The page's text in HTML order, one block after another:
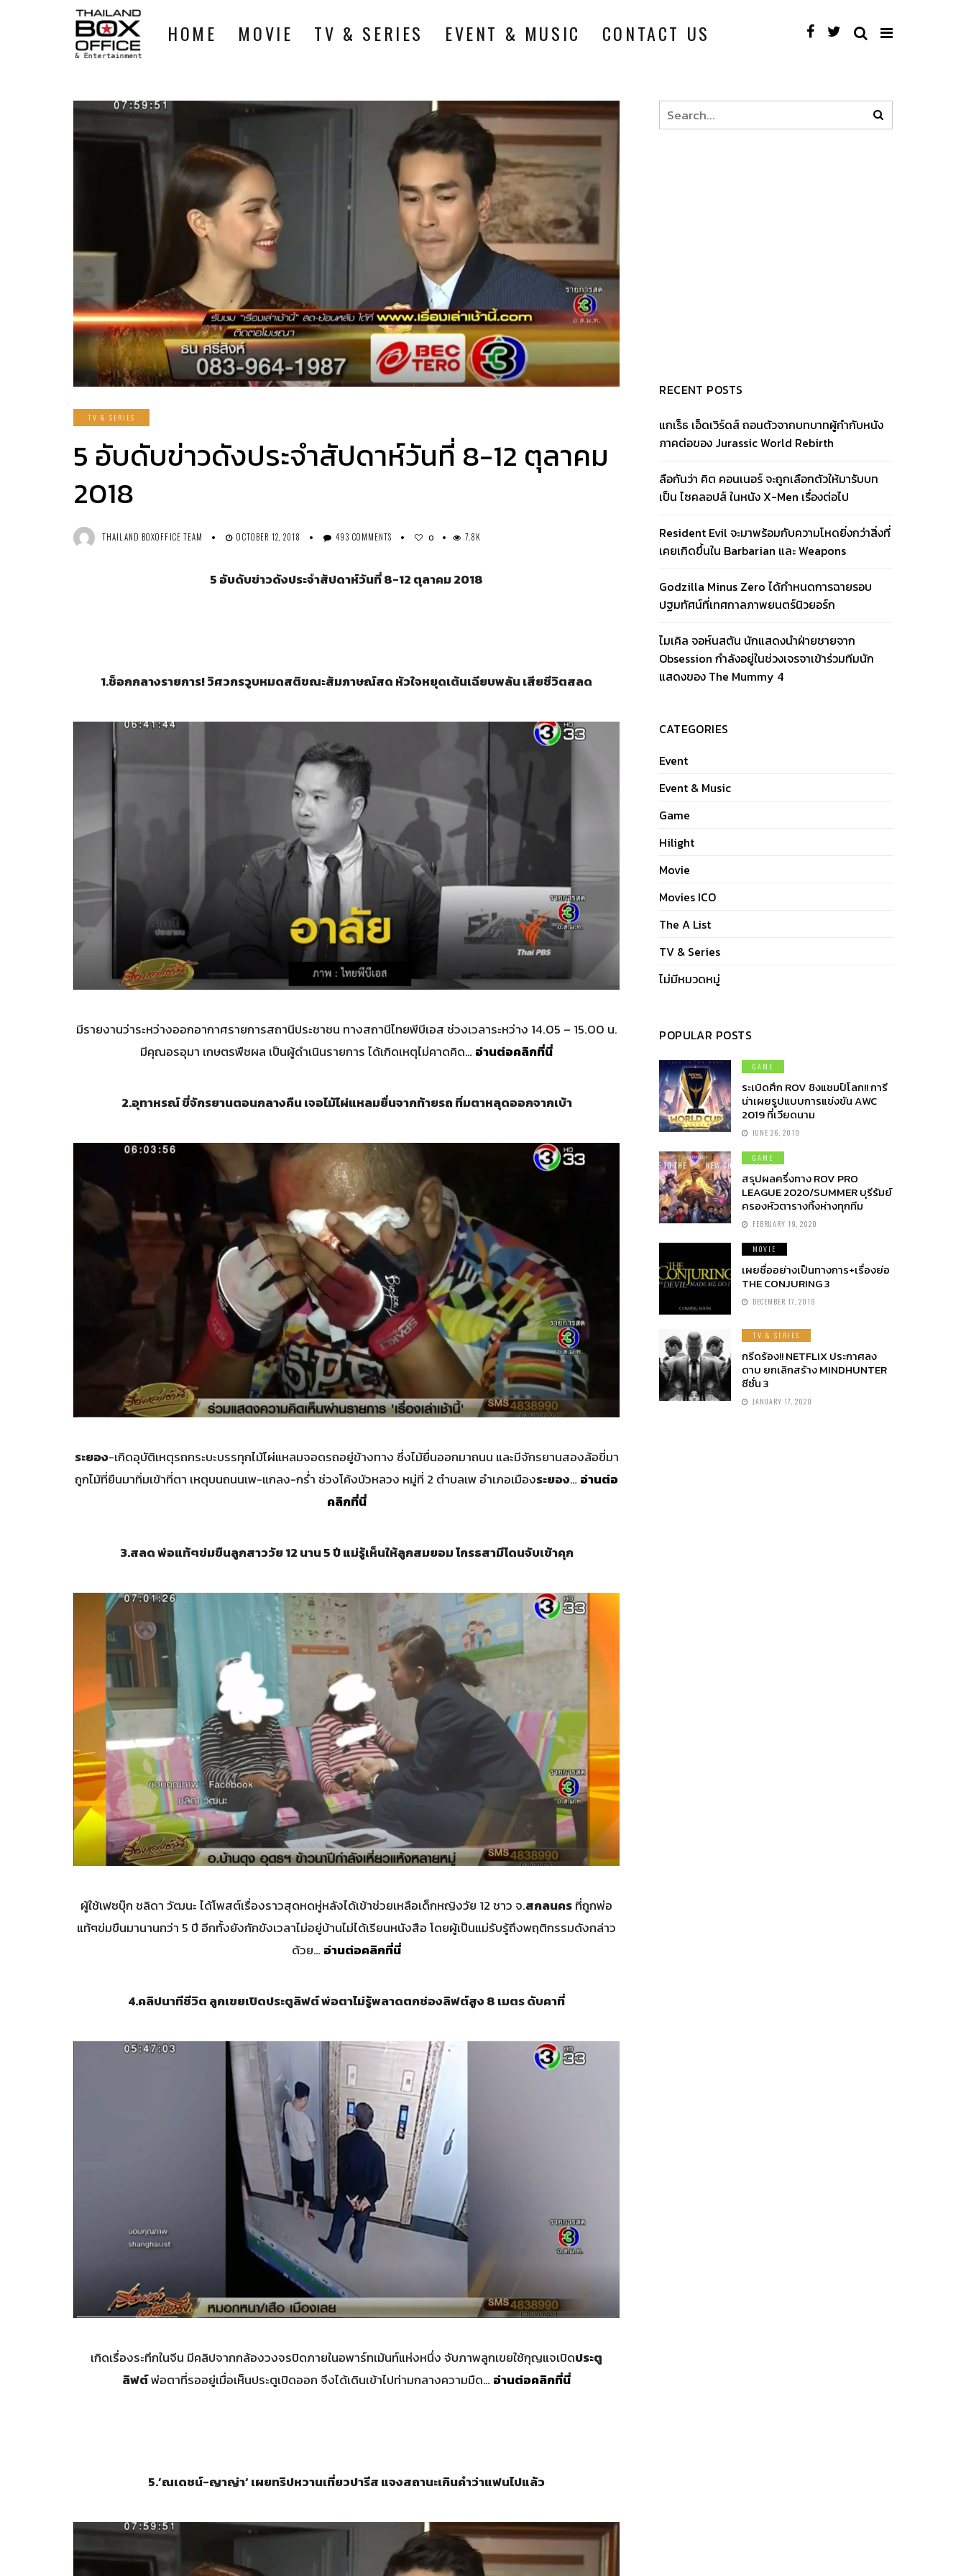
HOME MOVIE TV & SERIES EVENT & MUSIC CONTACT US
TV & SERIES
5 อับดับข่าวดังประจำสัปดาห์วันที่ 8-12 ตุลาคม
2018
THAILAND BOXOFFICE TEAM OCTOBER 12, 2018 493 COMMENTS 0 7.8K
5อับดับข่าวดังประจำสัปดาห์วันที่8-12ตุลาคม2018
1.ช็อกกลางรายการ! วิศวกรวูบหมดสติขณะสัมภาษณ์สด หัวใจหยุดเต้นเฉียบพลัน เสียชีวิตสลด
มีรายงานว่าระหว่างออกอากาศรายการสถานีประชาชน ทางสถานีไทยพีบีเอส ช่วงเวลาระหว่าง 14.05 – 15.00 น.
มีคุณอรอุมา เกษตรพืชผล เป็นผู้ดำเนินรายการ ได้เกิดเหตุไม่คาดคิด…อ่านต่อคลิกที่นี่
2.อุทาหรณ์ ขี่จักรยานตอนกลางคืน เจอไม้ไผ่แหลมยื่นจากท้ายรถ ทิ่มตาหลุดออกจากเบ้า
ระยอง-เกิดอุบัติเหตุรถกระบะบรรทุกไม้ไผ่แหลมจอดรถอยู่ข้างทาง ซึ่งไม้ยื่นออกมาถนน และมีจักรยานสองล้อขี่มา
ถูกไม้ที่ยืนมาทิ่มเข้าที่ตา เหตุบนถนนเพ-แกลง-กร่ำ ช่วงโค้งบัวหลวง หมู่ที่ 2 ตำบลเพ อำเภอเมืองระยอง…อ่านต่อ
คลิกที่นี่
3.สลด พ่อแท้ๆข่มขืนลูกสาววัย 12 นาน 5 ปี แม่รู้เห็นให้ลูกสมยอม โกรธสามีโดนจับเข้าคุก
ผู้ใช้เฟซบุ๊ก ชลิดา วัฒนะ ได้โพสต์เรื่องราวสุดหดหู่หลังได้เข้าช่วยเหลือเด็กหญิงวัย 12 ชาว จ.สกลนครที่ถูกพ่อ
แท้ๆข่มขืนมานานกว่า 5 ปี อีกทั้งยังกักขังเวลาไม่อยู่บ้านไม่ได้เรียนหนังสือ โดยผู้เป็นแม่รับรู้ถึงพฤติกรรมดังกล่าว
ด้วย…อ่านต่อคลิกที่นี่
4.คลิปนาทีชีวิต ลูกเขยเปิดประตูลิฟต์ พ่อตาไม่รู้พลาดตกช่องลิฟต์สูง 8 เมตร ดับคาที่
เกิดเรื่องระทึกในจีน มีคลิปจากกล้องวงจรปิดภายในอพาร์ทเม้นท์แห่งหนึ่ง จับภาพลูกเขยใช้กุญแจเปิดประตู
ลิฟต์พ่อตาที่รออยู่เมื่อเห็นประตูเปิดออก จึงได้เดินเข้าไปท่ามกลางความมืด…อ่านต่อคลิกที่นี่
5.’ณเดชน์-ญาญ่า‘เผยทริปหวานเที่ยวปารีส แจงสถานะเกินคำว่าแฟนไปแล้ว
RECENT POSTS
แกเร็ธ เอ็ดเวิร์ดส์ ถอนตัวจากบทบาทผู้กำกับหนัง
ภาคต่อของ Jurassic World Rebirth
ลือกันว่า คิต คอนเนอร์ จะถูกเลือกตัวให้มารับบท
เป็น ไซคลอปส์ ในหนัง X-Men เรื่องต่อไป
Resident Evil จะมาพร้อมกับความโหดยิ่งกว่าสิ่งที่
เคยเกิดขึ้นใน Barbarian และ Weapons
Godzilla Minus Zero ได้กำหนดการฉายรอบ
ปฐมทัศน์ที่เทศกาลภาพยนตร์นิวยอร์ก
ไมเคิล จอห์นสตัน นักแสดงนำฝ่ายชายจาก
Obsession กำลังอยู่ในช่วงเจรจาเข้าร่วมทีมนัก
แสดงของ The Mummy 4
CATEGORIES
Event
Event & Music
Game
Hilight
Movie
Movies ICO
The A List
TV & Series
ไม่มีหมวดหมู่
POPULAR POSTS
GAME
ระเบิดศึก ROV ชิงแชมป์โลก!! การี
น่าเผยรูปแบบการแข่งขัน AWC
2019 ที่เวียดนาม
JUNE 26, 2019
GAME
สรุปผลครึ่งทาง ROV PRO
LEAGUE 2020/SUMMER บุรีรัมย์
ครองหัวตารางทิ้งห่างทุกทีม
FEBRUARY 19, 2020
MOVIE
เผยชื่ออย่างเป็นทางการ+เรื่องย่อ
THE CONJURING 3
DECEMBER 17, 2019
TV & SERIES
กรีดร้อง!! NETFLIX ประกาศลง
ดาบ ยกเลิกสร้าง MINDHUNTER
ซีซั่น 3
JANUARY 17, 2020